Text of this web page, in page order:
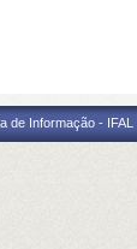
de Informação -